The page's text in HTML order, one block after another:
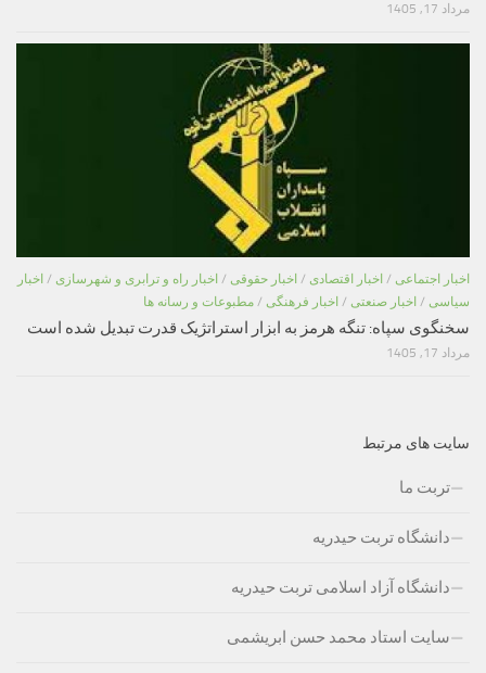
مرداد 17, 1405
اخبار اجتماعی / اخبار اقتصادی / اخبار حقوقی / اخبار راه و ترابری و شهرسازی / اخبار
سیاسی / اخبار صنعتی / اخبار فرهنگی / مطبوعات و رسانه ها
سخنگوی سپاه: تنگه هرمز به ابزار استراتژیک قدرت تبدیل شده است
مرداد 17, 1405
سایت های مرتبط
تربت ما
دانشگاه تربت حیدریه
دانشگاه آزاد اسلامی تربت حیدریه
سایت استاد محمد حسن ابریشمی